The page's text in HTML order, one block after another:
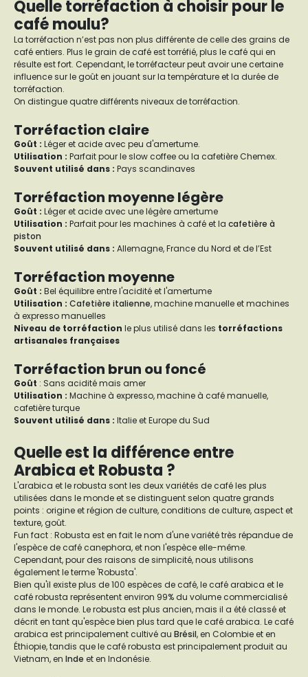
Quelle torréfaction à choisir pour le
café moulu?
La torréfaction n’est pas non plus différente de celle des grains de
café entiers. Plus le grain de café est torréfié, plus le café qui en
résulte est fort. Cependant, le torréfacteur peut avoir une certaine
influence sur le goût en jouant sur la température et la durée de
torréfaction.
On distingue quatre différents niveaux de torréfaction.
Torréfaction claire
Goût : Léger et acide avec peu d'amertume.
Utilisation : Parfait pour le slow coffee ou la cafetière Chemex.
Souvent utilisé dans : Pays scandinaves
Torréfaction moyenne légère
Goût : Léger et acide avec une légère amertume
Utilisation : Parfait pour les machines à café et la cafetière à
piston
Souvent utilisé dans : Allemagne, France du Nord et de l’Est
Torréfaction moyenne
Goût : Bel équilibre entre l'acidité et l'amertume
Utilisation : Cafetière italienne, machine manuelle et machines
à expresso manuelles
Niveau de torréfaction le plus utilisé dans les torréfactions
artisanales françaises
Torréfaction brun ou foncé
Goût : Sans acidité mais amer
Utilisation : Machine à expresso, machine à café manuelle,
cafetière turque
Souvent utilisé dans : Italie et Europe du Sud
Quelle est la différence entre
Arabica et Robusta ?
L'arabica et le robusta sont les deux variétés de café les plus
utilisées dans le monde et se distinguent selon quatre grands
points : origine et région de culture, conditions de culture, aspect et
texture, goût.
Fun fact : Robusta est en fait le nom d'une variété très répandue de
l'espèce de café canephora, et non l'espèce elle-même.
Cependant, pour des raisons de simplicité, nous utilisons
également le terme 'Robusta'.
Bien qu'il existe plus de 100 espèces de café, le café arabica et le
café robusta représentent environ 99% du volume commercialisé
dans le monde. Le robusta est plus ancien, mais il a été classé et
décrit en tant qu'espèce bien plus tard que le café arabica. Le café
arabica est principalement cultivé au Brésil, en Colombie et en
Éthiopie, tandis que le café robusta est principalement produit au
Vietnam, en Inde et en Indonésie.